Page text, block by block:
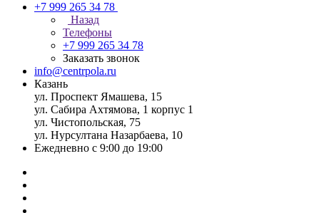
+7 999 265 34 78
Назад
Телефоны
+7 999 265 34 78
Заказать звонок
info@centrpola.ru
Казань
ул. Проспект Ямашева, 15
ул. Сабира Ахтямова, 1 корпус 1
ул. Чистопольская, 75
ул. Нурсултана Назарбаева, 10
Ежедневно с 9:00 до 19:00